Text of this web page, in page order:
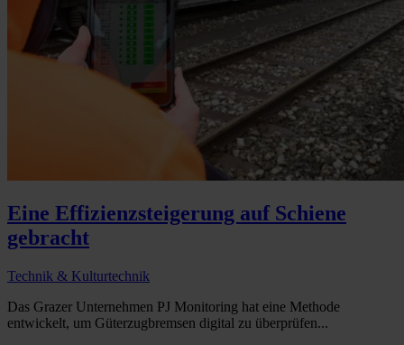
Eine Effizienzsteigerung auf Schiene
gebracht
Technik & Kulturtechnik
Das Grazer Unternehmen PJ Monitoring hat eine Methode
entwickelt, um Güterzugbremsen digital zu überprüfen...